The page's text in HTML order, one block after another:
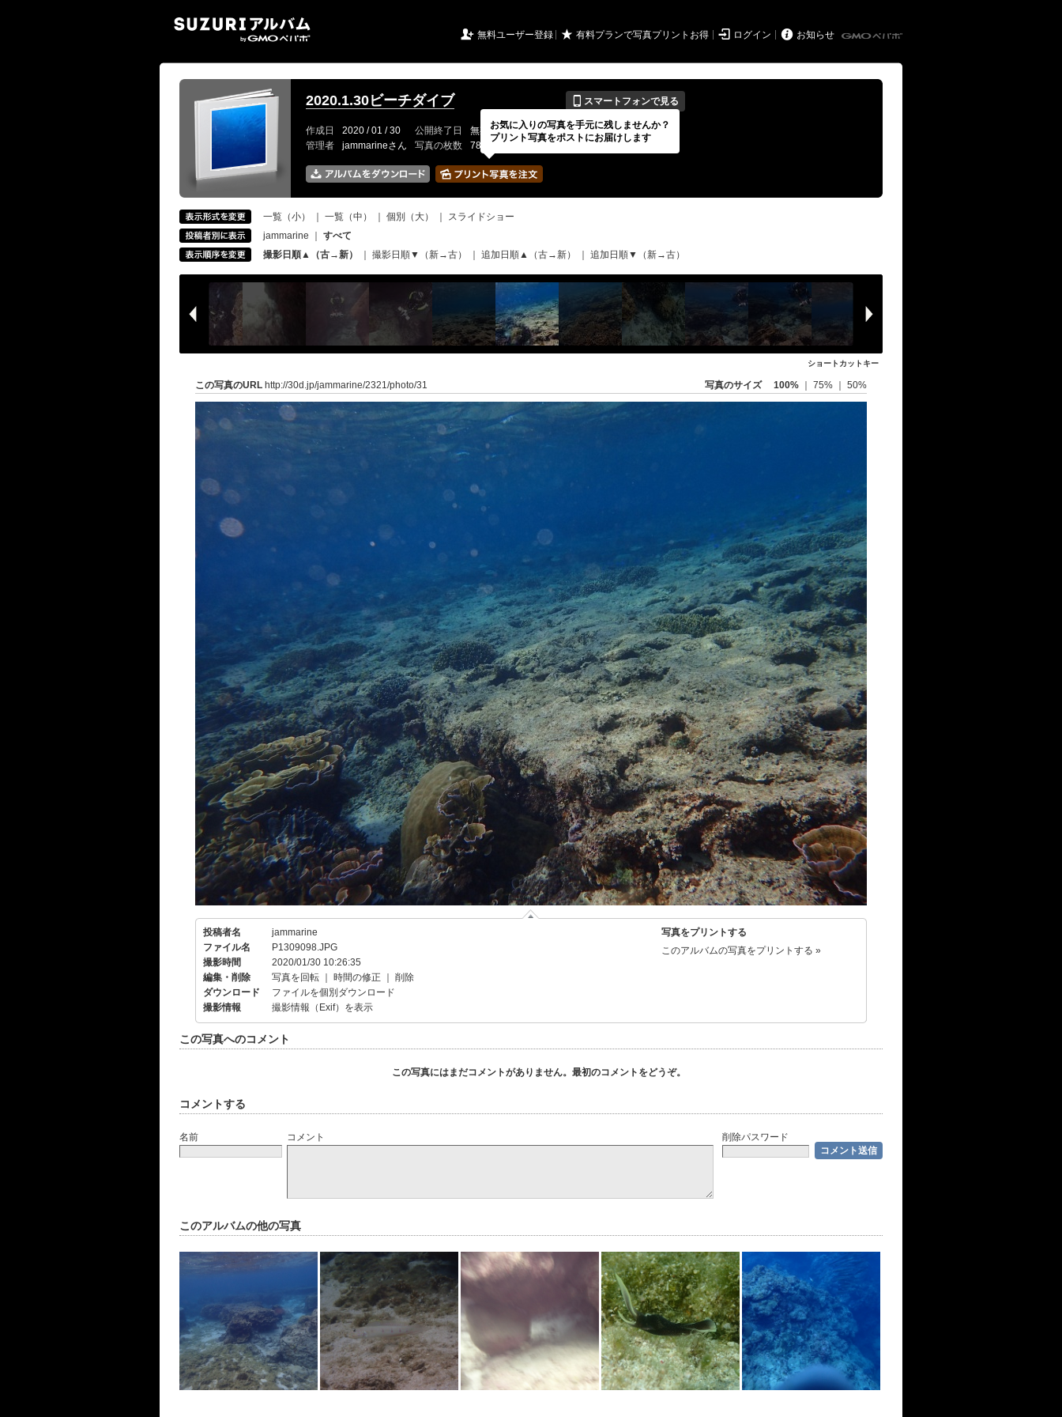
 無料ユーザー登録 ★ 有料プランで写真プリントお得  ログイン  お知らせ
2020.1.30ビーチダイブ 📱 スマートフォンで見る
作成日 2020 / 01 / 30 公開終了日 無期限 イベントの期間
---
管理者
jammarineさん 写真の枚数 78 / 2000枚
一覧（小） 一覧（中） 個別（大）
スライドショー
jammarine
すべて
撮影日順▲（古→新）
撮影日順▼（新→古） 追加日順▲（古→新） 追加日順▼（新→古）
ショートカットキー
この写真のURL http://30d.jp/jammarine/2321/photo/31 写真のサイズ 100% 75% 50%
投稿者名
jammarine
ファイル名
P1309098.JPG
撮影時間
2020/01/30 10:26:35
編集・削除
写真を回転 時間の修正
削除
ダウンロード
ファイルを個別ダウンロード
撮影情報
撮影情報（Exif）を表示
写真をプリントする
このアルバムの写真をプリントする »
この写真へのコメント
この写真にはまだコメントがありません。最初のコメントをどうぞ。
コメントする
名前 コメント 削除パスワード
このアルバムの他の写真
お気に入りの写真を手元に残しませんか？
プリント写真をポストにお届けします